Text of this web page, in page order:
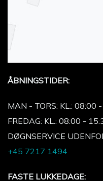
ÅBNINGSTIDER:
MAN - TORS: KL.: 08:00
FREDAG: KL.: 08:00 -
DØGNSERVICE
+45 7217 1494
FASTE LUKKEDAGE: